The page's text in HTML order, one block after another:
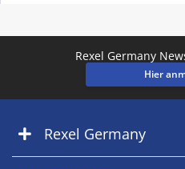
Rexel Germany
Hier
Rexel Germany